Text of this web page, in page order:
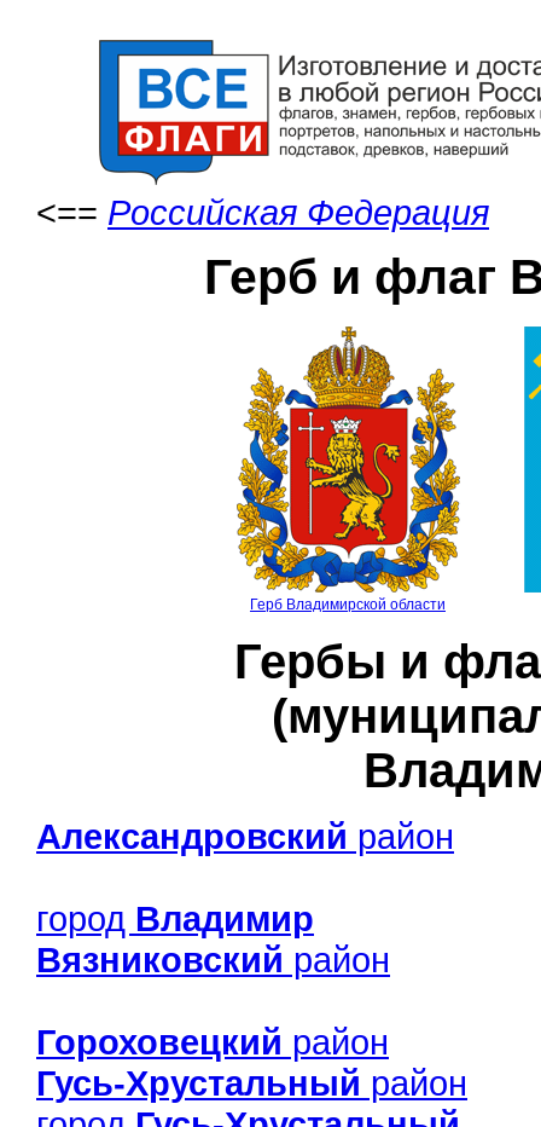
<== Российская Федерация
Герб и флаг
Герб Владимирской области
Гербы и
Александровский район
город Владимир
Вязниковский район
Гороховецкий район
Гусь-Хрустальный район